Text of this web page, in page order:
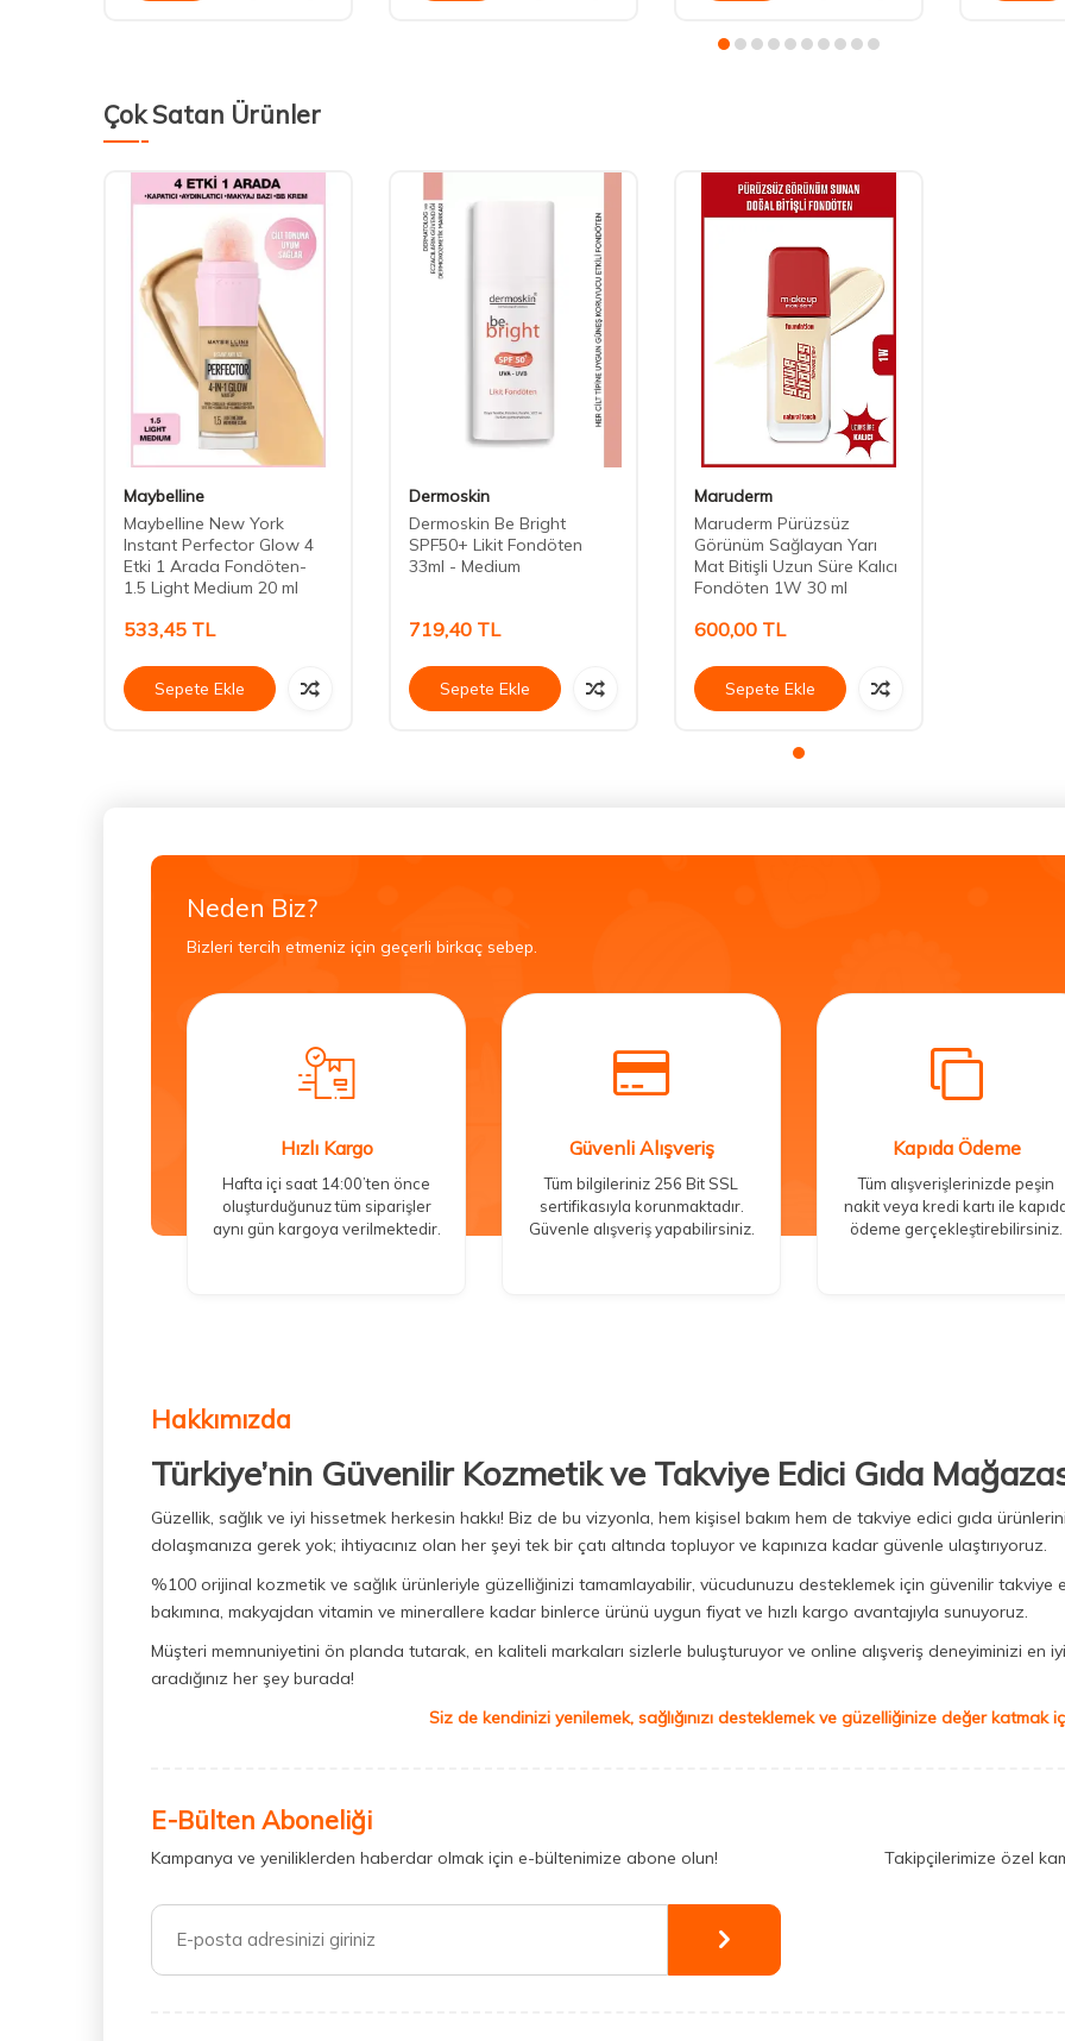
Çok Satan Ürünler
Maybelline
Maybelline New York
Instant Perfector Glow 4
Etki 1 Arada Fondöten-
1.5 Light Medium 20 ml
533,45 TL
Sepete Ekle
Dermoskin
Dermoskin Be Bright
SPF50+ Likit Fondöten
33ml - Medium
719,40 TL
Sepete Ekle
Maruderm
Maruderm Pürüzsüz
Görünüm Sağlayan Yarı
Mat Bitişli Uzun Süre Kalıcı
Fondöten 1W 30 ml
600,00 TL
Sepete Ekle
Neden Biz?
Bizleri tercih etmeniz için geçerli birkaç sebep.
Hızlı Kargo
Hafta içi saat 14:00’ten önce
oluşturduğunuz tüm siparişler
aynı gün kargoya verilmektedir.
Güvenli Alışveriş
Tüm bilgileriniz 256 Bit SSL
sertifikasıyla korunmaktadır.
Güvenle alışveriş yapabilirsiniz.
Kapıda Ödeme
Tüm alışverişlerinizde peşin
nakit veya kredi kartı ile
ödeme gerçekleştirebilirsiniz.
Hakkımızda
Türkiye’nin Güvenilir Kozmetik ve Takviye Edici Gıda
Güzellik, sağlık ve iyi hissetmek herkesin hakkı! Biz de bu vizyonla, hem kişisel bakım hem de takviye edici gıda
dolaşmanıza gerek yok; ihtiyacınız olan her şeyi tek bir çatı altında topluyor ve kapınıza kadar güvenle ulaştırıyoruz.
%100 orijinal kozmetik ve sağlık ürünleriyle güzelliğinizi tamamlayabilir, vücudunuzu desteklemek için güvenilir takviye
bakımına, makyajdan vitamin ve minerallere kadar binlerce ürünü uygun fiyat ve hızlı kargo avantajıyla sunuyoruz.
Müşteri memnuniyetini ön planda tutarak, en kaliteli markaları sizlerle buluşturuyor ve online alışveriş deneyiminizi en
aradığınız her şey burada!
Siz de kendinizi yenilemek, sağlığınızı desteklemek ve güzelliğinize değer katmak
E-Bülten Aboneliği
Kampanya ve yeniliklerden haberdar olmak için e-bültenimize abone olun! Takipçilerimize özel